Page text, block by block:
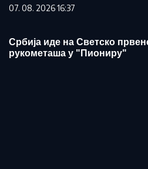
07. 08. 2026 16:37
Србија иде на Светско
рукометаша у "Пиониру"